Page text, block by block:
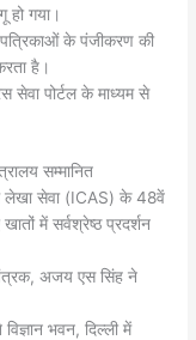
हो गया।
के पंजीकरण की
है।
सेवा पोर्टल के माध्यम से
सम्मानित
लेखा सेवा (ICAS) के 48वें
में सर्वश्रेष्ठ प्रदर्शन
अजय एस सिंह ने
भवन, दिल्ली में